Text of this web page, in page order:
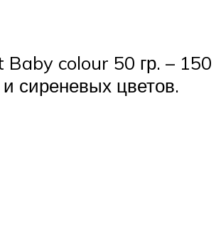
Baby colour 50 гр. – 150
сиреневых цветов.